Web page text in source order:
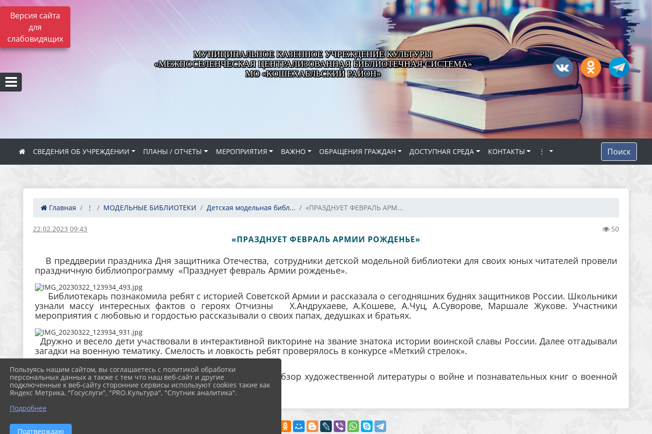
Версия сайта
для
слабовидящих
МУНИЦИПАЛЬНОЕ КАЗЕННОЕ УЧРЕЖДЕНИЕ КУЛЬТУРЫ
«МЕЖПОСЕЛЕНЧЕСКАЯ ЦЕНТРАЛИЗОВАННАЯ БИБЛИОТЕЧНАЯ СИСТЕМА»
МО «КОШЕХАБЛЬСКИЙ РАЙОН»
СВЕДЕНИЯ ОБ УЧРЕЖДЕНИИ ПЛАНЫ / ОТЧЕТЫ МЕРОПРИЯТИЯ ВАЖНО ОБРАЩЕНИЯ ГРАЖДАН ДОСТУПНАЯ СРЕДА КОНТАКТЫ ⋮ Поиск
Главная ⋮ МОДЕЛЬНЫЕ БИБЛИОТЕКИ Детская модельная библ... «ПРАЗДНУЕТ ФЕВРАЛЬ АРМ...
22.02.2023 09:43 50
«ПРАЗДНУЕТ ФЕВРАЛЬ АРМИИ РОЖДЕНЬЕ»
В преддверии праздника Дня защитника Отечества, сотрудники детской модельной библиотеки для своих юных читателей провели
праздничную библиопрограмму «Празднует февраль Армии рожденье».
Библиотекарь познакомила ребят с историей Советской Армии и рассказала о сегодняшних буднях защитников России. Школьники
узнали массу интересных фактов о героях Отчизны Х.Андрухаеве, А.Кошеве, А.Чуц, А.Суворове, Маршале Жукове. Участники
мероприятия с любовью и гордостью рассказывали о своих папах, дедушках и братьях.
Дружно и весело дети участвовали в интерактивной викторине на звание знатока истории воинской славы России. Далее отгадывали
загадки на военную тематику. Смелость и ловкость ребят проверялось в конкурсе «Меткий стрелок».
В завершении мероприятия библиотекарь провела обзор художественной литературы о войне и познавательных книг о военной
технике и военных профессиях.
Пользуясь нашим сайтом, вы соглашаетесь с политикой обработки
персональных данных а также с тем что наш веб-сайт и другие
подключенные к веб-сайту сторонние сервисы используют cookies такие как
Яндекс Метрика, "Госуслуги", "PRO.Культура", "Спутник аналитика".
Подробнее
Подтверждаю